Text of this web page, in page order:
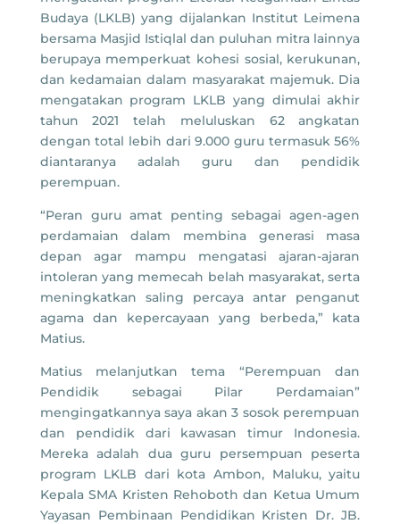
Budaya (LKLB) yang dijalankan Institut Leimena
bersama Masjid Istiqlal dan puluhan mitra lainnya
berupaya memperkuat kohesi sosial, kerukunan,
dan kedamaian dalam masyarakat majemuk. Dia
mengatakan program LKLB yang dimulai akhir
tahun 2021 telah meluluskan 62 angkatan
dengan total lebih dari 9.000 guru termasuk 56%
diantaranya adalah guru dan pendidik
perempuan.
“Peran guru amat penting sebagai agen-agen
perdamaian dalam membina generasi masa
depan agar mampu mengatasi ajaran-ajaran
intoleran yang memecah belah masyarakat, serta
meningkatkan saling percaya antar penganut
agama dan kepercayaan yang berbeda,” kata
Matius.
Matius melanjutkan tema “Perempuan dan
Pendidik sebagai Pilar Perdamaian”
mengingatkannya saya akan 3 sosok perempuan
dan pendidik dari kawasan timur Indonesia.
Mereka adalah dua guru persempuan peserta
program LKLB dari kota Ambon, Maluku, yaitu
Kepala SMA Kristen Rehoboth dan Ketua Umum
Yayasan Pembinaan Pendidikan Kristen Dr. JB.